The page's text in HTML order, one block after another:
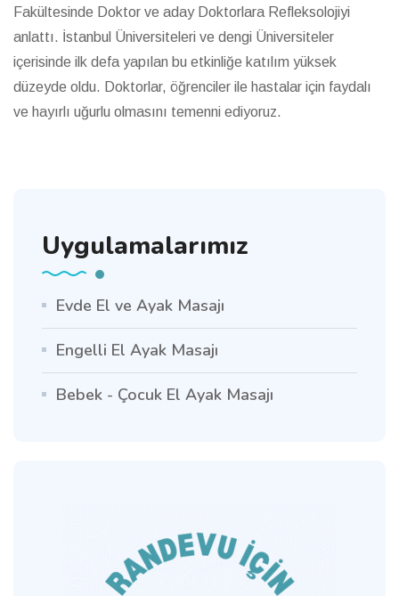
Fakültesinde Doktor ve aday Doktorlara Refleksolojiyi
anlattı. İstanbul Üniversiteleri ve dengi Üniversiteler
içerisinde ilk defa yapılan bu etkinliğe katılım yüksek
düzeyde oldu. Doktorlar, öğrenciler ile hastalar için faydalı
ve hayırlı uğurlu olmasını temenni ediyoruz.
Uygulamalarımız
Evde El ve Ayak Masajı
Engelli El Ayak Masajı
Bebek - Çocuk El Ayak Masajı